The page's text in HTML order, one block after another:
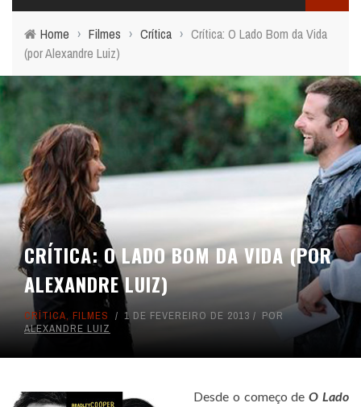
Home › Filmes › Crítica › Crítica: O Lado Bom da Vida
(por Alexandre Luiz)
CRÍTICA: O LADO BOM DA VIDA (POR
ALEXANDRE LUIZ)
CRÍTICA, FILMES 1 DE FEVEREIRO DE 2013
POR
ALEXANDRE LUIZ
Desde o começo deO Lado